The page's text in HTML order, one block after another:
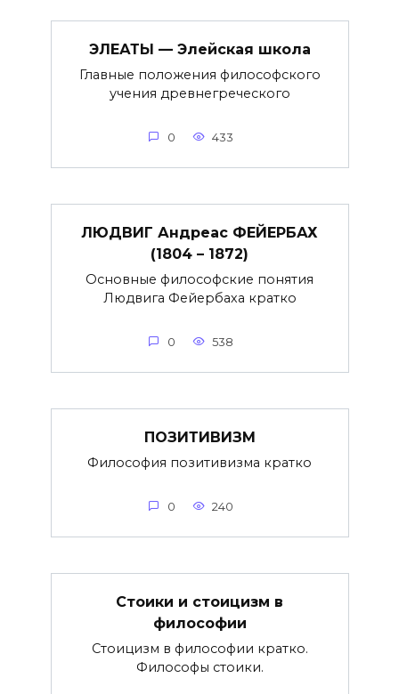
ЭЛЕАТЫ — Элейская школа
Главные положения философского
учения древнегреческого
0 433
ЛЮДВИГ Андреас ФЕЙЕРБАХ
(1804 – 1872)
Основные философские понятия
Людвига Фейербаха кратко
0 538
ПОЗИТИВИЗМ
Философия позитивизма кратко
0 240
Стоики и стоицизм в
философии
Стоицизм в философии кратко.
Философы стоики.